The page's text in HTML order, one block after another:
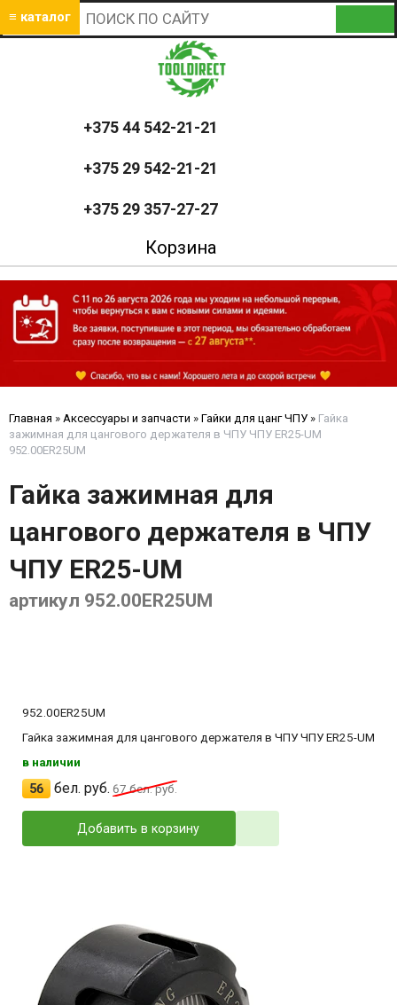
≡ каталог
+375 44 542-21-21
+375 29 542-21-21
+375 29 357-27-27
Корзина
Главная » Аксессуары и запчасти » Гайки для цанг ЧПУ » Гайка
зажимная для цангового держателя в ЧПУ ЧПУ ER25-UM
952.00ER25UM
Гайка зажимная для
цангового держателя в ЧПУ
ЧПУ ER25-UM
артикул 952.00ER25UM
952.00ER25UM
Гайка зажимная для цангового держателя в ЧПУ ЧПУ ER25-UM
в наличии
56 бел. руб. 67бел. руб.
Добавить в корзину